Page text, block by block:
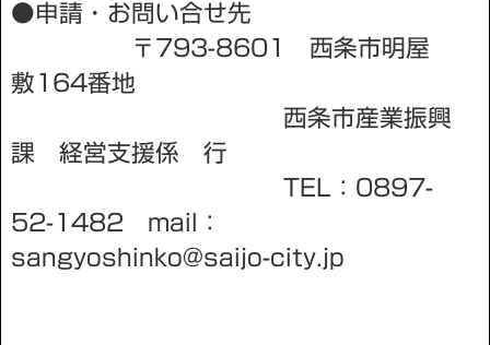
●申請・お問い合せ先
〒793-8601 西条市明屋
敷164番地
西条市産業振興
課 経営支援係 行
TEL：0897-
52-1482 mail：
sangyoshinko@saijo-city.jp